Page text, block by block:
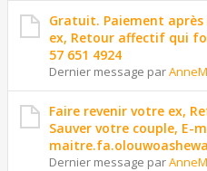
Gratuit. Paiement
ex, Retour affectif qui
57 651 4924
Dernier message par
Faire revenir votre ex,
Sauver votre couple, E-
Dernier message par